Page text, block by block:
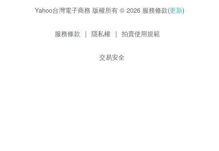
Yahoo台灣電子商務 版權所有 © 2026 服務條款(更新)
服務條款 | 隱私權 | 拍賣使用規範
交易安全